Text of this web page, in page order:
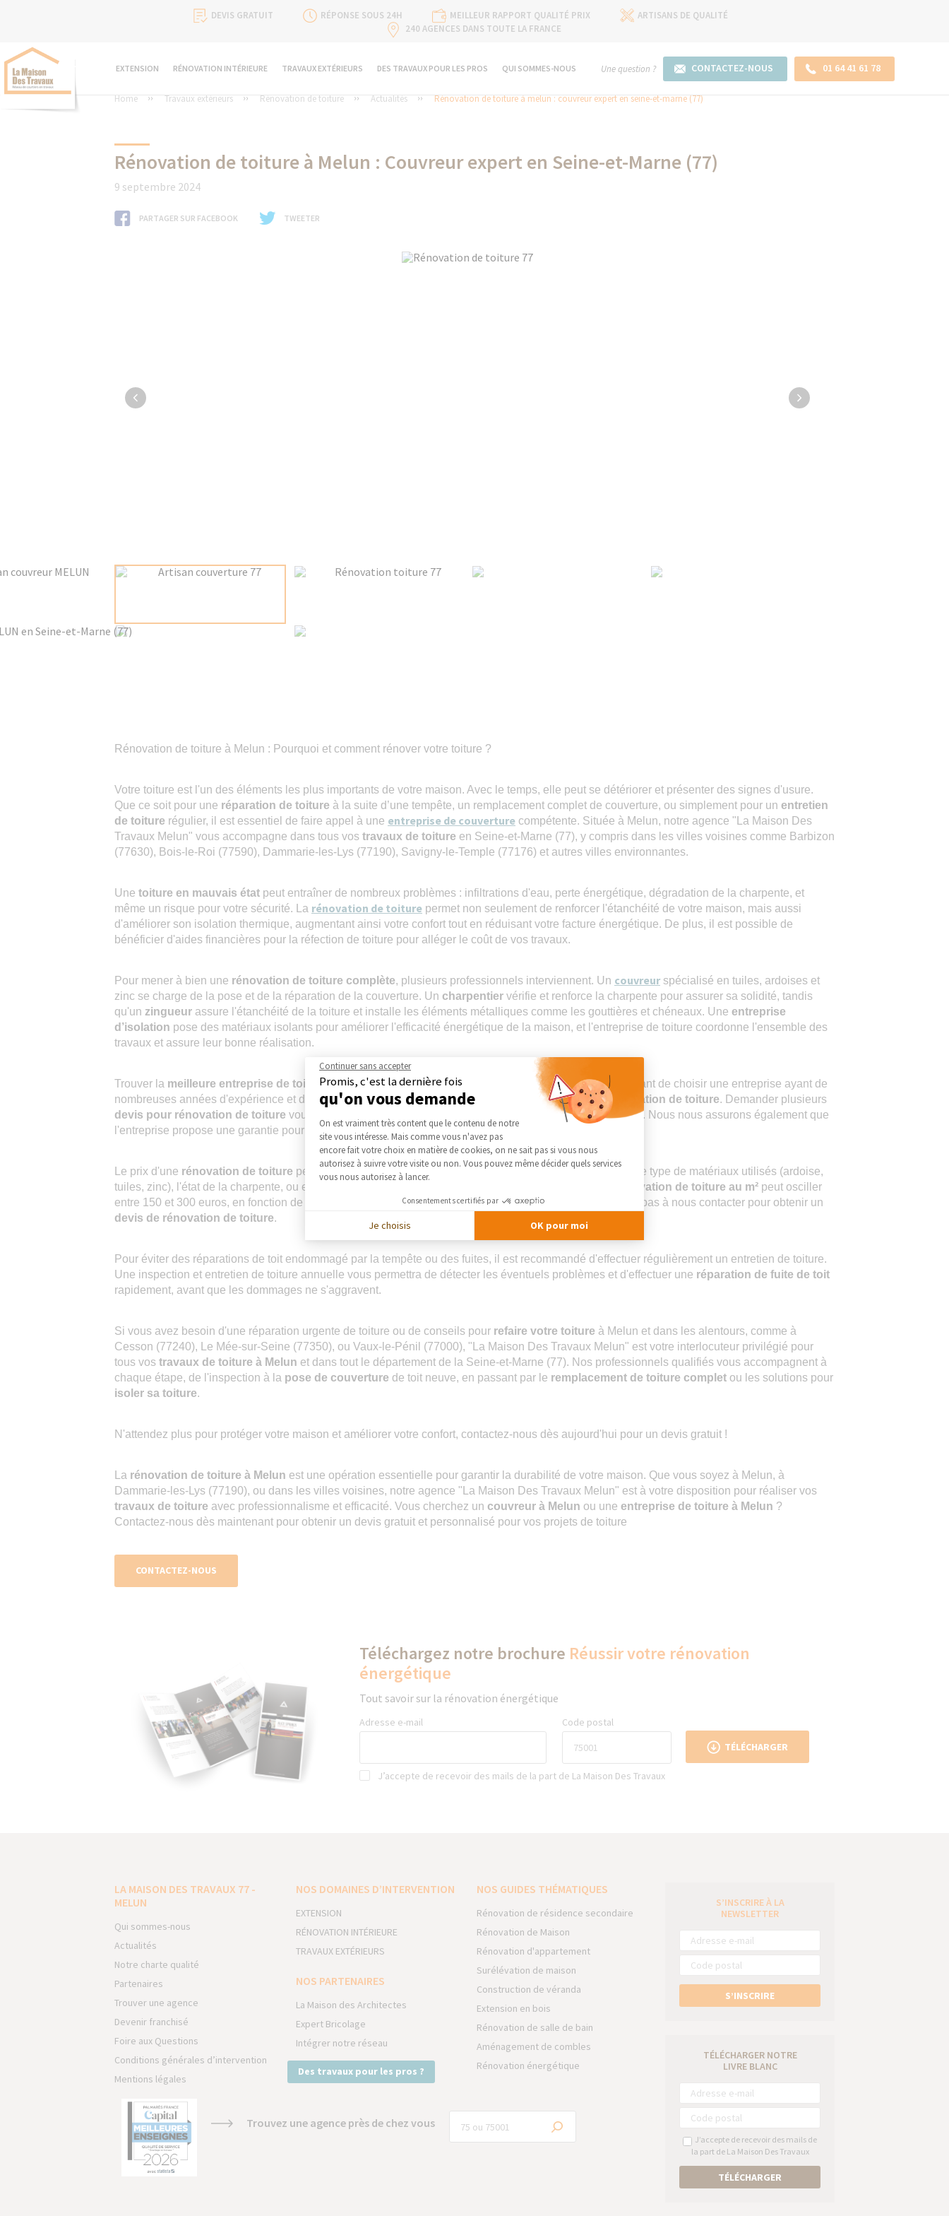
DEVIS GRATUIT RÉPONSE SOUS 24H MEILLEUR RAPPORT QUALITÉ PRIX
ARTISANS DE QUALITÉ
240 AGENCES DANS TOUTE LA FRANCE
EXTENSION RÉNOVATION INTÉRIEURE TRAVAUX EXTÉRIEURS DES TRAVAUX POUR LES PROS QUI SOMMES-NOUS Une question ? CONTACTEZ-NOUS 01 64 41 61 78
Home Travaux extérieurs Rénovation de toiture Actualités Rénovation de toiture à melun : couvreur expert en seine-et-marne (77)
Rénovation de toiture à Melun : Couvreur expert en Seine-et-Marne (77)
9 septembre 2024
PARTAGER SUR FACEBOOK TWEETER
Rénovation de toiture à Melun : Pourquoi et comment rénover votre toiture ?
Votre toiture est l'un des éléments les plus importants de votre maison. Avec le temps, elle peut se détériorer et présenter des signes d'usure.
Que ce soit pour une réparation de toiture à la suite d’une tempête, un remplacement complet de couverture, ou simplement pour un entretien
de toiture régulier, il est essentiel de faire appel à une entreprise de couverture compétente. Située à Melun, notre agence "La Maison Des
Travaux Melun" vous accompagne dans tous vos travaux de toiture en Seine-et-Marne (77), y compris dans les villes voisines comme Barbizon
(77630), Bois-le-Roi (77590), Dammarie-les-Lys (77190), Savigny-le-Temple (77176) et autres villes environnantes.
Une toiture en mauvais état peut entraîner de nombreux problèmes : infiltrations d'eau, perte énergétique, dégradation de la charpente, et
même un risque pour votre sécurité. La rénovation de toiture permet non seulement de renforcer l'étanchéité de votre maison, mais aussi
d'améliorer son isolation thermique, augmentant ainsi votre confort tout en réduisant votre facture énergétique. De plus, il est possible de
bénéficier d'aides financières pour la réfection de toiture pour alléger le coût de vos travaux.
Pour mener à bien une rénovation de toiture complète, plusieurs professionnels interviennent. Un couvreur spécialisé en tuiles, ardoises et
zinc se charge de la pose et de la réparation de la couverture. Un charpentier vérifie et renforce la charpente pour assurer sa solidité, tandis
qu'un zingueur assure l'étanchéité de la toiture et installe les éléments métalliques comme les gouttières et chéneaux. Une entreprise
d’isolation pose des matériaux isolants pour améliorer l'efficacité énergétique de la maison, et l'entreprise de toiture coordonne l'ensemble des
travaux et assure leur bonne réalisation.
Trouver la meilleure entreprise de toiture à Melunou aux alentours peut sembler complexe. Il est important de choisir une entreprise ayant de
nombreuses années d'expérience et des compétences avérées dans laréparation de toiture et la rénovation de toiture. Demander plusieurs
devis pour rénovation de toiture vous permettra de comparer les offres et éviter les mauvaises surprises. Nous nous assurons également que
l'entreprise propose une garantie pour travaux de toiture, preuve de leur sérieux et de leur engagement.
Le prix d'une rénovation de toiture peut varier en fonction de plusieurs facteurs : la surface de la toiture, le type de matériaux utilisés (ardoise,
tuiles, zinc), l'état de la charpente, ou encore le niveau d'isolation souhaité. En général, le
prix de la rénovation de toiture au m² peut osciller
entre 150 et 300 euros, en fonction de la complexité du projet. Pour une estimation plus précise, n'hésitez pas à nous contacter pour obtenir un
devis de rénovation de toiture.
Pour éviter des réparations de toit endommagé par la tempête ou des fuites, il est recommandé d'effectuer régulièrement un entretien de toiture.
Une inspection et entretien de toiture annuelle vous permettra de détecter les éventuels problèmes et d'effectuer une réparation de fuite de toit
rapidement, avant que les dommages ne s'aggravent.
Si vous avez besoin d'une réparation urgente de toiture ou de conseils pour refaire votre toiture à Melun et dans les alentours, comme à
Cesson (77240), Le Mée-sur-Seine (77350), ou Vaux-le-Pénil (77000), "La Maison Des Travaux Melun" est votre interlocuteur privilégié pour
tous vos travaux de toiture à Melun et dans tout le département de la Seine-et-Marne (77). Nos professionnels qualifiés vous accompagnent à
chaque étape, de l'inspection à la pose de couverture de toit neuve, en passant par le remplacement de toiture complet ou les solutions pour
isoler sa toiture.
N'attendez plus pour protéger votre maison et améliorer votre confort, contactez-nous dès aujourd'hui pour un devis gratuit !
La rénovation de toiture à Melun est une opération essentielle pour garantir la durabilité de votre maison. Que vous soyez à Melun, à
Dammarie-les-Lys (77190), ou dans les villes voisines, notre agence "La Maison Des Travaux Melun" est à votre disposition pour réaliser vos
travaux de toiture avec professionnalisme et efficacité. Vous cherchez un couvreur à Melun ou une entreprise de toiture à Melun ?
Contactez-nous dès maintenant pour obtenir un devis gratuit et personnalisé pour vos projets de toiture
CONTACTEZ-NOUS
Téléchargez notre brochure Réussir votre rénovation
énergétique
Tout savoir sur la rénovation énergétique
Adresse e-mail Code postal
J’accepte de recevoir des mails de la part de La Maison Des Travaux
TÉLÉCHARGER
LA MAISON DES TRAVAUX 77 -
MELUN
Qui sommes-nous
Actualités
Notre charte qualité
Partenaires
Trouver une agence
Devenir franchisé
Foire aux Questions
Conditions générales d’intervention
Mentions légales
NOS DOMAINES D’INTERVENTION
EXTENSION
RÉNOVATION INTÉRIEURE
TRAVAUX EXTÉRIEURS
NOS PARTENAIRES
La Maison des Architectes
Expert Bricolage
Intégrer notre réseau
Des travaux pour les pros ?
NOS GUIDES THÉMATIQUES
Rénovation de résidence secondaire
Rénovation de Maison
Rénovation d'appartement
Surélévation de maison
Construction de véranda
Extension en bois
Rénovation de salle de bain
Aménagement de combles
Rénovation énergétique
Trouvez une agence près de chez vous
S’INSCRIRE À LA
NEWSLETTER
S’INSCRIRE
TÉLÉCHARGER NOTRE
LIVRE BLANC
J’accepte de recevoir des mails de
la part de La Maison Des Travaux
TÉLÉCHARGER
Continuer sans accepter
Promis, c'est la dernière fois
qu'on vous demande
Plateforme de Gestion du Consentement : Personnalisez vos Options
On est vraiment très content que le contenu de notre
site vous intéresse. Mais comme vous n'avez pas
encore fait votre choix en matière de cookies, on ne sait pas si vous nous
autorisez à suivre votre visite ou non. Vous pouvez même décider quels services
vous nous autorisez à lancer.
Consentements certifiés par
Je choisis OK pour moi
Axeptio consent